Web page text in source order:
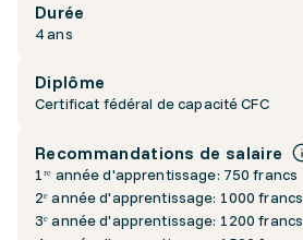
Durée
4 ans
Diplôme
Certificat fédéral de capacité CFC
Recommandations de salaire
1ʳᵉ année d'apprentissage: 750 francs
2ᵉ année d'apprentissage: 1000 francs
3ᵉ année d'apprentissage: 1200 francs